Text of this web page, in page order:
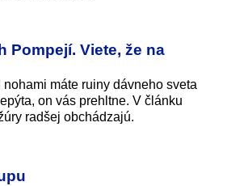
Pompejí. Viete, že na
máte ruiny dávneho sveta
on vás prehltne. V článku
radšej obchádzajú.